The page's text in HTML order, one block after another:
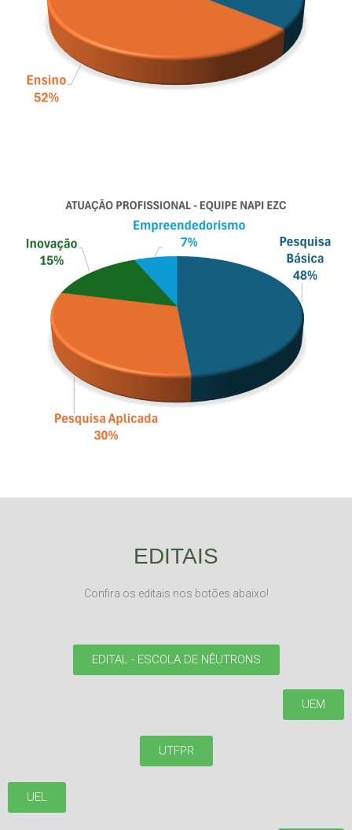
EDITAIS
Confira os editais nos botões abaixo!
EDITAL - ESCOLA DE NÊUTRONS
UEM
UTFPR
UEL